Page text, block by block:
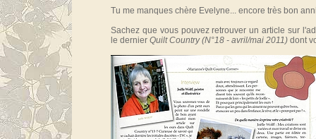
Tu me manques chère Evelyne... encore très bon
Sachez que vous pouvez retrouver un article sur
le dernierQuilt Country (N°18 - avril/mai 2011) dont